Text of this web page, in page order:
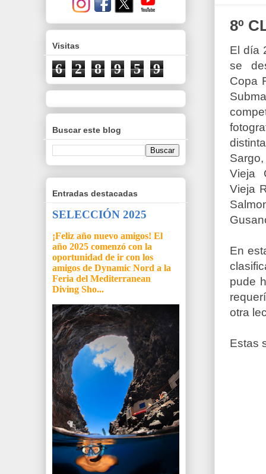
8º
El día
se
Copa
Vieja
Vieja
En
pude
otra
Estas
Visitas
6 2 8 9 5 9
Buscar este blog
Entradas destacadas
SELECCIÓN 2025
¡Feliz año nuevo amigos! El
año 2025 comenzó con la
oportunidad de ir con los
amigos de Dynamic Nord a la
Feria del Mediterranean
Diving Sho...